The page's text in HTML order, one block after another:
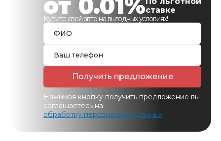
от 0.01%ставке
Купите свой авто на выгодных условиях!
Получить предложение
Нажимая кнопку получить предложение вы
соглашаетесь на
обработку персональных данных